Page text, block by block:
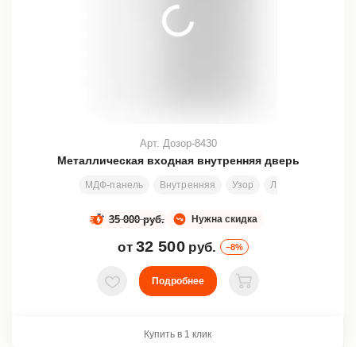
Металлическая входная внутренняя дверь
МДФ-панель Внутренняя Узор Любой размер
Арт. Дозор-8430
Нужна скидка
35 000 руб.
от 32 500 руб. –8%
В избранное
Подробнее
В корзину
Купить в 1 клик